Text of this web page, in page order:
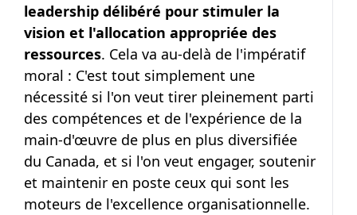
leadership délibéré pour stimuler la
vision et l'allocation appropriée des
ressources. Cela va au-delà de l'impératif
moral : C'est tout simplement une
nécessité si l'on veut tirer pleinement parti
des compétences et de l'expérience de la
main-d'œuvre de plus en plus diversifiée
du Canada, et si l'on veut engager, soutenir
et maintenir en poste ceux qui sont les
moteurs de l'excellence organisationnelle.